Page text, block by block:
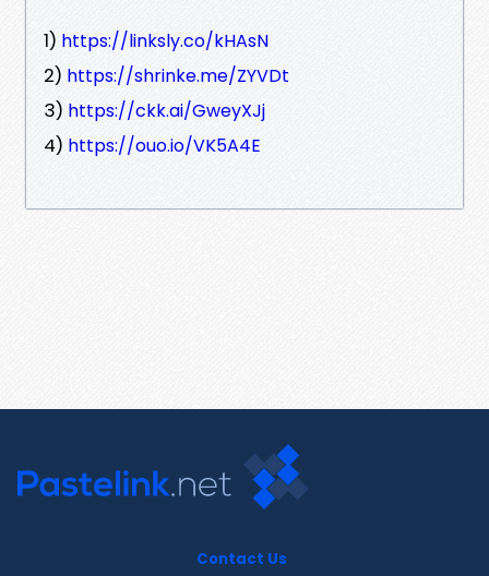
1) https://linksly.co/kHAsN
2) https://shrinke.me/ZYVDt
3) https://ckk.ai/GweyXJj
4) https://ouo.io/VK5A4E
Contact Us